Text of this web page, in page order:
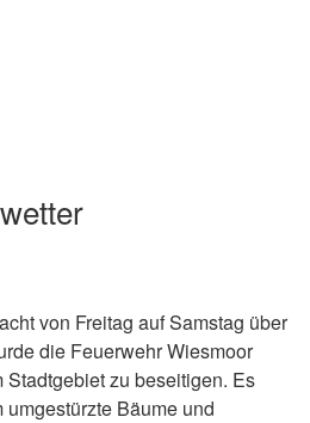
von Freitag auf Samstag über
die Feuerwehr Wiesmoor
zu beseitigen. Es
Bäume und